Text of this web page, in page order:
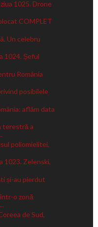
1025. Drone
COMPLET
Un celebru
1024. Șeful
România
posibilele
aflăm data
terestră a
poliomielitei,
1023. Zelenski,
și-au pierdut
o zonă
de Sud,